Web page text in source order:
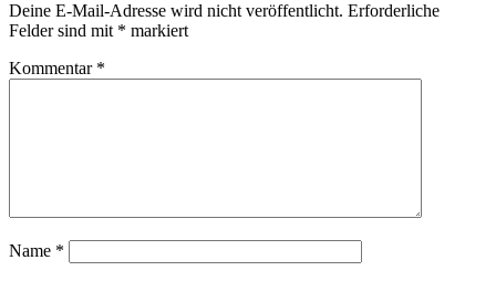
Deine E-Mail-Adresse wird nicht veröffentlicht. Erforderliche
Felder sind mit * markiert
Kommentar *
Name *